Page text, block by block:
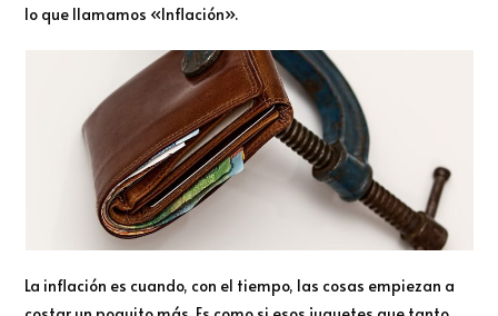
lo que llamamos «Inflación».
La inflación es cuando, con el tiempo, las cosas empiezan a